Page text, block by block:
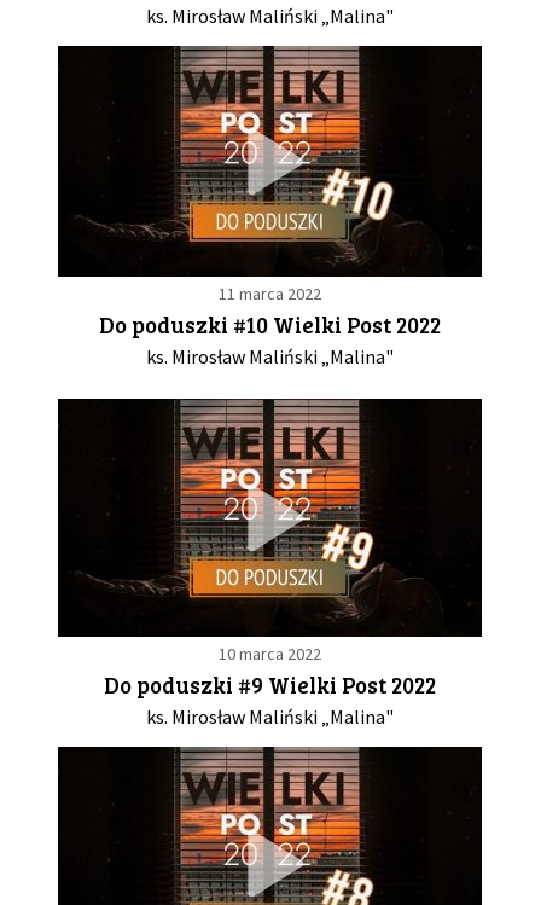
ks. Mirosław Maliński „Malina"
11 marca 2022
Do poduszki #10 Wielki Post 2022
ks. Mirosław Maliński „Malina"
10 marca 2022
Do poduszki #9 Wielki Post 2022
ks. Mirosław Maliński „Malina"